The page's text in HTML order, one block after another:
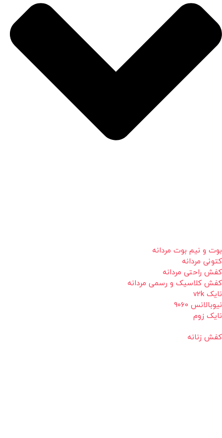
بوت و نیم بوت مردانه
کتونی مردانه
کفش راحتی مردانه
کفش کلاسیک و رسمی مردانه
نایک v2k
نیوبالانس 9060
نایک زوم
کفش زنانه